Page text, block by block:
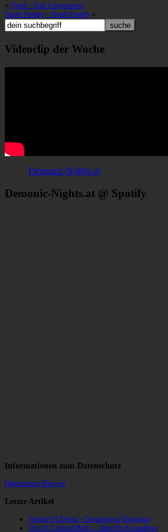
« Opeth – Pale Communion
Death Penalty – Death Penalty »
Videoclip der Woche
Demonic-Nights.at
Demonic-Nights.at @ Spotify
Informationen zum Datenschutz
Datenschutz-Hinweis
Letzte Artikel
Temple Of Dread – Dreadspawn Dominion
Din Of Celestial Birds – Takeoffs & Landings